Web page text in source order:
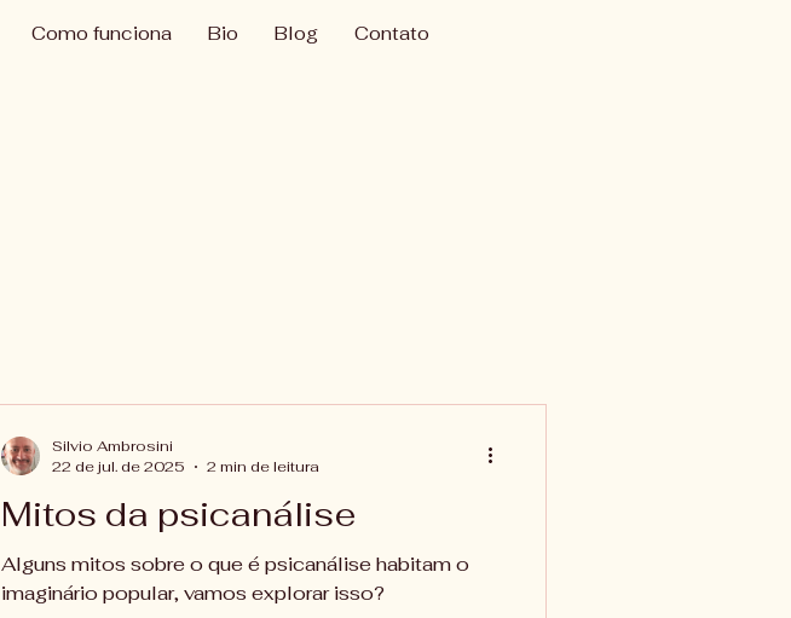
Como funciona Bio Blog Contato
Mitos da psicanálise
Alguns mitos sobre o que é psicanálise habitam o
imaginário popular, vamos explorar isso?
Silvio Ambrosini
22 de jul. de 2025
2 min de leitura